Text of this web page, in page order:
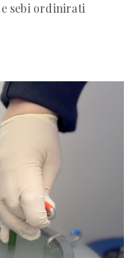
sebi ordinirati